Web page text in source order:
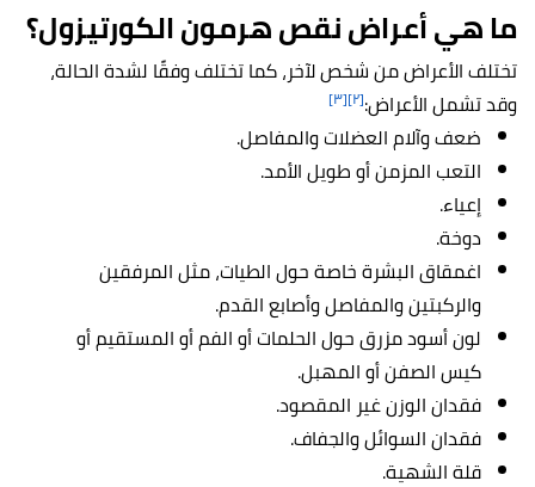
ما هي أعراضنقص هرمون الكورتيزول؟
تختلف الأعراض من شخص لآخر، كما تختلف وفقًا لشدة الحالة،
وقد تشمل الأعراض:[٢] [٣]
ضعف وآلام العضلات والمفاصل.
التعب المزمن أو طويل الأمد.
إعياء.
دوخة.
اغمقاق البشرة خاصة حول الطيات، مثل المرفقين
والركبتين والمفاصل وأصابع القدم.
لون أسود مزرق حول الحلمات أو الفم أو المستقيم أو
كيس الصفن أو المهبل.
فقدان الوزن غير المقصود.
فقدان السوائل والجفاف.
قلة الشهية.